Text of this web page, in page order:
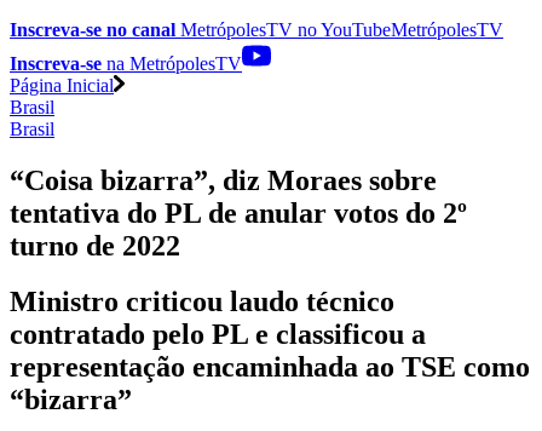
Inscreva-se no canal MetrópolesTV noYouTubeMetrópolesTV
Inscreva-se na MetrópolesTV
Página Inicial
Brasil
Brasil
“Coisa bizarra”, diz Moraes sobre
tentativa do PL de anular votos do 2º
turno de 2022
Ministro criticou laudo técnico
contratado pelo PL e classificou a
representação encaminhada ao TSE como
“bizarra”